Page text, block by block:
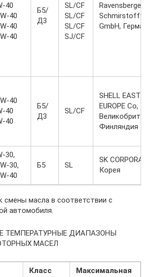
40
40
40
40
Б5/
Д3
SL/CF
SL/CF
SL/CF
SJ/CF
Ravensberger
GmbH,
40
40
40
Б5/
Д3
SL/CF
SHELL EAST
EUROPE Co,
Финляндия
30,
30,
40
Б5 SL
SK
Корея
смены масла в соответствии с
автомобиля.
ТЕМПЕРАТУРНЫЕ ДИАПАЗОНЫ
МАСЕЛ
Класс
Максимальная